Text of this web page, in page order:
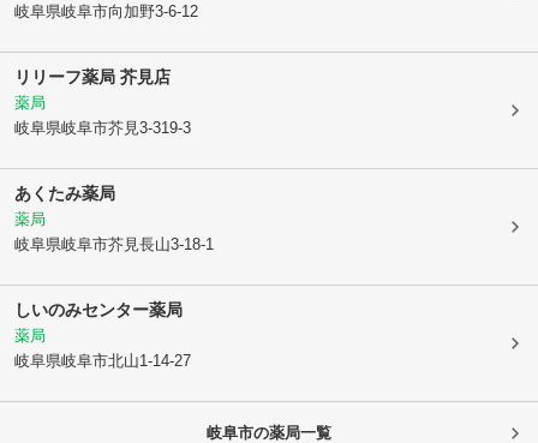
岐阜県岐阜市向加野3-6-12
リリーフ薬局 芥見店
薬局
岐阜県岐阜市芥見3-319-3
あくたみ薬局
薬局
岐阜県岐阜市芥見長山3-18-1
しいのみセンター薬局
薬局
岐阜県岐阜市北山1-14-27
岐阜市の薬局一覧